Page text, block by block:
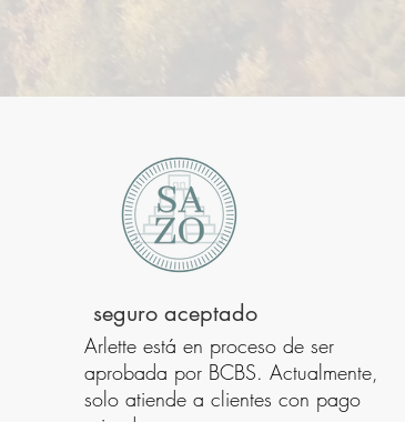
seguro aceptado
​​Arlette está en proceso de ser
aprobada por BCBS. Actualmente,
solo atiende a clientes con pago